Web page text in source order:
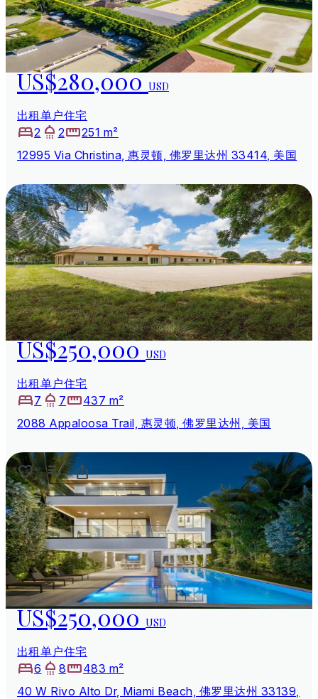
US$280,000USD
出租单户住宅
2
2
251 m²
12995 Via Christina, 惠灵顿, 佛罗里达州 33414, 美国
US$250,000USD
出租单户住宅
7
7
437 m²
2088 Appaloosa Trail, 惠灵顿, 佛罗里达州, 美国
US$250,000USD
出租单户住宅
6
8
483 m²
40 W Rivo Alto Dr, Miami Beach, 佛罗里达州 33139,